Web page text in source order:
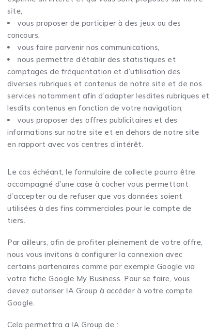
site,
vous proposer de participer à des jeux ou des
concours,
vous faire parvenir nos communications,
nous permettre d’établir des statistiques et
comptages de fréquentation et d’utilisation des
diverses rubriques et contenus de notre site et de nos
services notamment afin d’adapter lesdites rubriques et
lesdits contenus en fonction de votre navigation,
vous proposer des offres publicitaires et des
informations sur notre site et en dehors de notre site
en rapport avec vos centres d’intérêt.
Le cas échéant, le formulaire de collecte pourra être
accompagné d’une case à cocher vous permettant
d’accepter ou de refuser que vos données soient
utilisées à des fins commerciales pour le compte de
tiers.
Par ailleurs, afin de profiter pleinement de votre offre,
nous vous invitons à configurer la connexion avec
certains partenaires comme par exemple Google via
votre fiche Google My Business. Pour se faire, vous
devez autoriser IA Group à accéder à votre compte
Google.
Cela permettra a IA Group de :